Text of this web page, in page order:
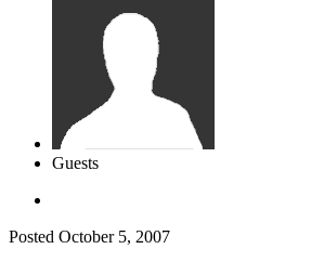
Guests
Posted October 5, 2007